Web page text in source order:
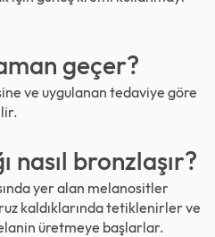
geçer?
ve uygulanan tedaviye göre
nasıl bronzlaşır?
yer alan melanositler
kaldıklarında tetiklenirler ve
üretmeye başlarlar.